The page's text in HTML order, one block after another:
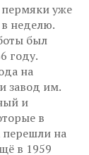
пермяки уже
неделю.
был
году.
на
завод им.
и
в
перешли на
в 1959